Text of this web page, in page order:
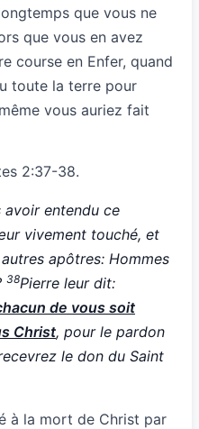
que vous ne
que vous en avez
course en Enfer, quand
toute la terre pour
vous auriez fait
2:37-38.
avoir entendu ce
vivement touché, et
apôtres: Hommes
38Pierre leur dit:
de vous soit
Christ, pour le pardon
le don du Saint
à la mort de Christ par